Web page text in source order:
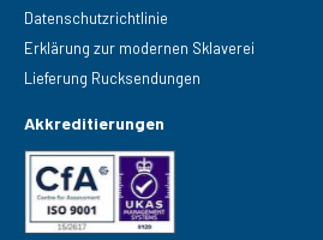
Datenschutzrichtlinie
Erklärung zur modernen Sklaverei
Lieferung Rucksendungen
Akkreditierungen